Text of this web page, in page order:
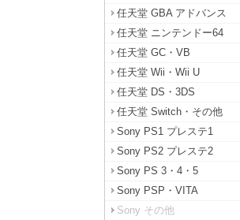
任天堂 GBA アドバンス
任天堂 ニンテンドー64
任天堂 GC・VB
任天堂 Wii・Wii U
任天堂 DS・3DS
任天堂 Switch・その他
Sony PS1 プレステ1
Sony PS2 プレステ2
Sony PS 3・4・5
Sony PSP・VITA
Sony その他